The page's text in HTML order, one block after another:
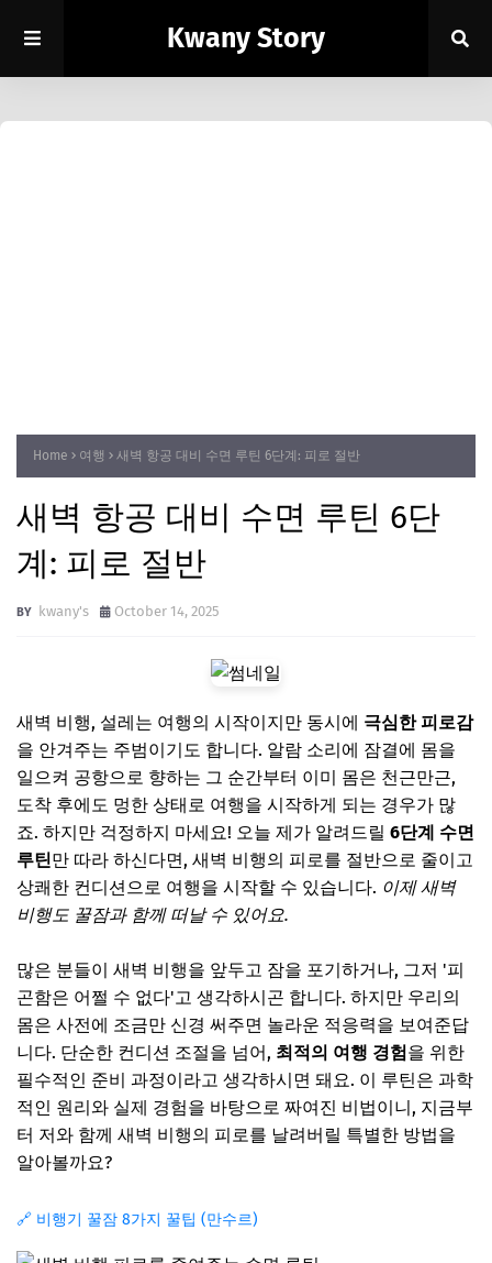
Kwany Story
Home 여행 새벽 항공 대비 수면 루틴 6단계: 피로 절반
새벽 항공 대비 수면 루틴 6단
계: 피로 절반
kwany's October 14, 2025
새벽 비행, 설레는 여행의 시작이지만 동시에 극심한 피로감
을 안겨주는 주범이기도 합니다. 알람 소리에 잠결에 몸을
일으켜 공항으로 향하는 그 순간부터 이미 몸은 천근만근,
도착 후에도 멍한 상태로 여행을 시작하게 되는 경우가 많
죠. 하지만 걱정하지 마세요! 오늘 제가 알려드릴 6단계 수면
루틴만 따라 하신다면, 새벽 비행의 피로를 절반으로 줄이고
상쾌한 컨디션으로 여행을 시작할 수 있습니다. 이제 새벽
비행도 꿀잠과 함께 떠날 수 있어요.
많은 분들이 새벽 비행을 앞두고 잠을 포기하거나, 그저 '피
곤함은 어쩔 수 없다'고 생각하시곤 합니다. 하지만 우리의
몸은 사전에 조금만 신경 써주면 놀라운 적응력을 보여준답
니다. 단순한 컨디션 조절을 넘어, 최적의 여행 경험을 위한
필수적인 준비 과정이라고 생각하시면 돼요. 이 루틴은 과학
적인 원리와 실제 경험을 바탕으로 짜여진 비법이니, 지금부
터 저와 함께 새벽 비행의 피로를 날려버릴 특별한 방법을
알아볼까요?
🔗 비행기 꿀잠 8가지 꿀팁 (만수르)